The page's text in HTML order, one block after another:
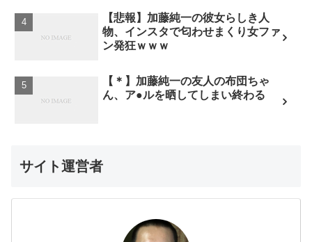
【悲報】加藤純一の彼女らしき人
物、インスタで匂わせまくり女ファ
ン発狂ｗｗｗ
【＊】加藤純一の友人の布団ちゃ
ん、ア●ルを晒してしまい終わる
サイト運営者